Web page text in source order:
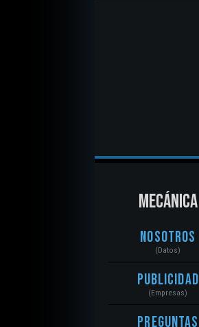
MECÁNICA
Nosotros
(Datos)
Publicidad
(Empresas)
Preguntas